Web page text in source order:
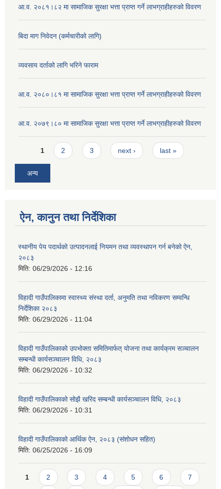
आ.व. २०८१।८२ मा सामाजिक सुरक्षा भत्ता प्राप्त गर्ने लाभग्राहीहरुको विवरण
बिदा माग निवेदन (कर्मचारीको लागि)
व्यवसाय दर्ताको लागि भरिने फाराम
आ.व. २०८०।८१ मा सामाजिक सुरक्षा भत्ता प्राप्त गर्ने लाभग्राहीहरुको विवरण
आ.व. २०७९।८० मा सामाजिक सुरक्षा भत्ता प्राप्त गर्ने लाभग्राहीहरुको विवरण
Pages
1 2 3 next › last »
अन्य
ऐन, कानुन तथा निर्देशिका
स्थानीय पेय पदार्थको उत्पादनलाई नियमन तथा व्यवस्थापन गर्न बनेको ऐन,
२०८३
मिति: 06/29/2026 - 12:16
विहादी गाउँपालिकामा स्वास्थ्य संस्था दर्ता, अनुमति तथा नविकरण सम्वन्धि
निर्देशिका २०८३
मिति: 06/29/2026 - 11:04
विहादी गाउँपालिकाको उपभोक्ता समितिमार्फत् योजना तथा कार्यक्रम सञ्चालन
सम्बन्धी कार्यसञ्चालन विधि, २०८३
मिति: 06/29/2026 - 10:32
विहादी गाउँपालिकाको सोझै खरिद सम्बन्धी कार्यसञ्चालन विधि, २०८३
मिति: 06/29/2026 - 10:31
विहादी गाउँपालिकाको आर्थिक ऐन, २०८३ (संशोधन सहित)
मिति: 06/25/2026 - 16:09
Pages
1 2 3 4 5 6 7